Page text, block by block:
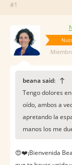
#1
beana said:
Tengo dolores
oído, ambos a
apretando la
manos los me
😍❤️️¡Bienvenida